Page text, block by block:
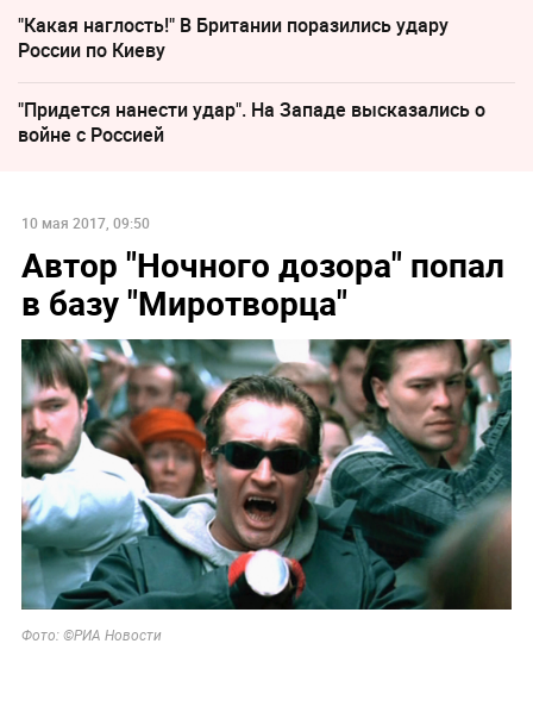
"Какая наглость!" В Британии поразились удару
России по Киеву
"Придется нанести удар". На Западе высказались о
войне с Россией
10 мая 2017, 09:50
Автор "Ночного дозора" попал
в базу "Миротворца"
Фото: ©РИА Новости